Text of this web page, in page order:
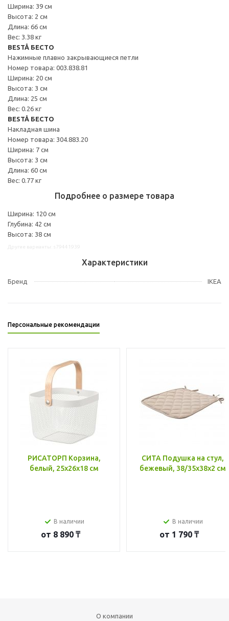
Ширина: 39 см
Высота: 2 см
Длина: 66 см
Вес: 3.38 кг
BESTÅ БЕСТО
Нажимные плавно закрывающиеся петли
Номер товара: 003.838.81
Ширина: 20 см
Высота: 3 см
Длина: 25 см
Вес: 0.26 кг
BESTÅ БЕСТО
Накладная шина
Номер товара: 304.883.20
Ширина: 7 см
Высота: 3 см
Длина: 60 см
Вес: 0.77 кг
Подробнее о размере товара
Ширина: 120 см
Глубина: 42 см
Высота: 38 см
Характеристики
Бренд IKEA
Персональные рекомендации
РИСАТОРП Корзина,
белый, 25x26x18 см
В наличии
от 8 890 ₸
СИТА Подушка на стул,
бежевый, 38/35x38x2 см
В наличии
от 1 790 ₸
О компании